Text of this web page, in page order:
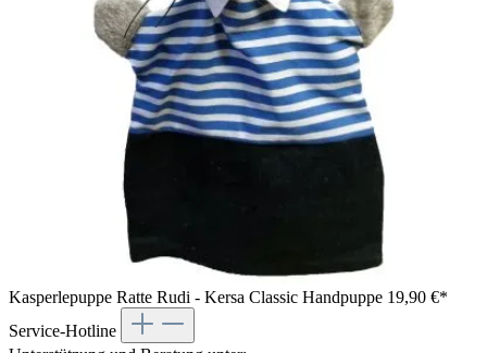
Kasperlepuppe Ratte Rudi - Kersa Classic Handpuppe 19,90 €*
Service-Hotline